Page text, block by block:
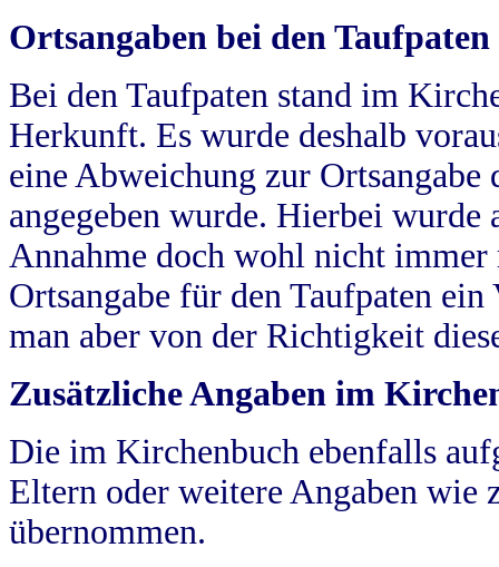
Ortsangaben bei den Taufpaten
Bei den Taufpaten stand im
Herkunft. Es wurde deshalb
eine Abweichung zur
angegeben wurde. Hierbei wurde
Annahme doch wohl nicht
Ortsangabe für den Taufpaten
man aber von der Richtigkeit
Zusätzliche Angaben im
Die im Kirchenbuch ebenfalls
Eltern oder weitere Angaben wie
übernommen.